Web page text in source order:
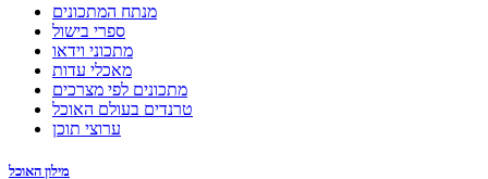
מנתח המתכונים
ספרי בישול
מתכוני וידאו
מאכלי עדות
מתכונים לפי מצרכים
טרנדים בעולם האוכל
ערוצי תוכן
מילון האוכל